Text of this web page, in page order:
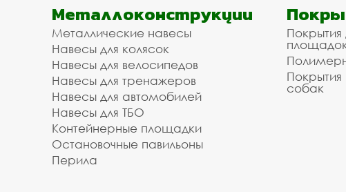
Металлоконструкции
Металлические навесы
Навесы для колясок
Навесы для велосипедов
Навесы для тренажеров
Навесы для автомобилей
Навесы для ТБО
Контейнерные площадки
Остановочные павильоны
Перила
Покрытия
Покрытия
собак